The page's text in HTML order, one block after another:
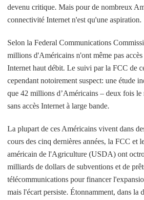
devenu critique. Mais pour de nombreux
connectivité Internet n'est qu'une aspiration.
Selon la Federal Communications
millions d'Américains n'ont même pas
Internet haut débit. Le suivi par la FCC de
cependant notoirement suspect: une étude
que 42 millions d’Américains – deux fois
sans accès Internet à large bande.
La plupart de ces Américains vivent dans
cours des cinq dernières années, la FCC et
américain de l'Agriculture (USDA) ont
milliards de dollars de subventions et de
télécommunications pour financer
mais l'écart persiste. Étonnamment, dans la